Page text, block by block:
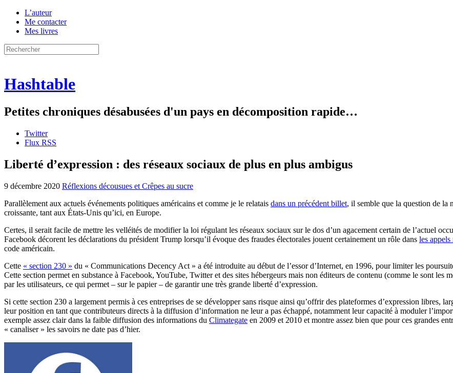
L’auteur
Me contacter
Mes livres
Hashtable
Petites chroniques désabusées d'un pays en décomposition rapide…
Twitter
Flux RSS
Liberté d’expression : des réseaux sociaux de plus en plus ambigus
9 décembre 2020 Réflexions décousues et Crêpes au sucre
Parallèlement aux actuels événements politiques américains et comme je le relatais dans un précédent billet, il semble que la question de la
croissante, tant aux États-Unis qu’ici, en Europe.
Certes, il serait facile de mettre les velléités de modifier la loi régulant les réseaux sociaux sur le dos d’un agacement certain de l’actuel
Facebook décorent les déclarations du président Trump lorsqu’il évoque des fraudes électorales jouent certainement un rôle dans les appels
code américain.
Cette « section 230 » du « Communications Decency Act » a été introduite au début de l’essor d’Internet, en 1996, pour limiter les
Cette section permet en substance à Facebook, YouTube, Twitter et des sites hébergeurs mais non éditeurs de contenu (comme le sont les
par les utilisateurs, ce qui permet – sur le papier – de garantir une très grande liberté d’expression.
Si cette section 230 a largement permis à ces entreprises de se développer sans risque ainsi qu’offrir des plateformes d’expression libres,
leur position en tant que contributeurs directs à la diffusion d’information ne leur a pas échappé, notamment leur capacité à moduler
exemple assez clair dans la faible diffusion des informations du Climategate en 2009 et 2010 et montre assez bien que pour ces grandes
« canaliser » les savoirs ne date pas d’hier.